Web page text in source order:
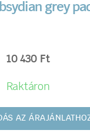
grey
10 430 Ft
Raktáron
AZ